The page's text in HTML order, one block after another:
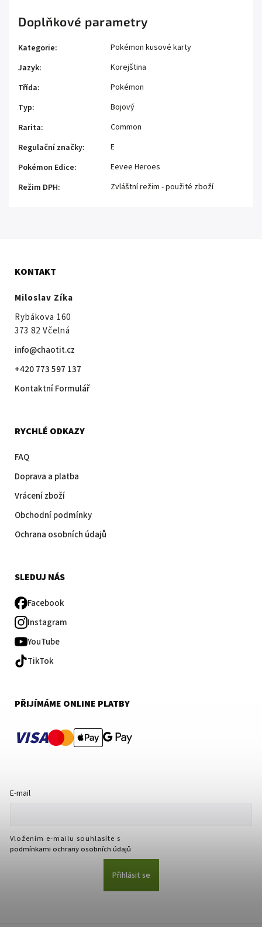
Doplňkové parametry
Kategorie:
Pokémon kusové karty
Jazyk:
Korejština
Třída:
Pokémon
Typ:
Bojový
Rarita:
Common
Regulační značky:
E
Pokémon Edice:
Eevee Heroes
Režim DPH: Zvláštní režim - použité zboží
KONTAKT
Miloslav Zíka
Rybákova 160
373 82 Včelná
info@chaotit.cz
+420 773 597 137
Kontaktní Formulář
RYCHLÉ ODKAZY
FAQ
Doprava a platba
Vrácení zboží
Obchodní podmínky
Ochrana osobních údajů
SLEDUJ NÁS
Facebook
Instagram
YouTube
TikTok
PŘIJÍMÁME ONLINE PLATBY
VISA
E-mail
Vložením e-mailu souhlasíte s
podmínkami ochrany osobních údajů
Přihlásit se